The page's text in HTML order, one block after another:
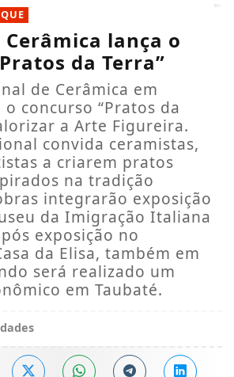
lança o
da Terra”
de Cerâmica em
concurso “Pratos da
a Arte Figureira.
convida ceramistas,
a criarem pratos
na tradição
integrarão exposição
da Imigração Italiana
exposição no
da Elisa, também em
será realizado um
em Taubaté.